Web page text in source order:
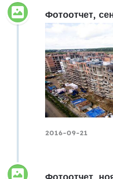
Фотоотчет,
2016-09-21